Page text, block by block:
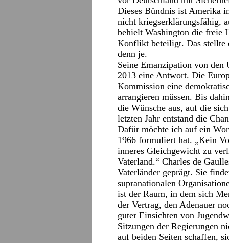
Dieses Bündnis ist Amerika
nicht kriegserklärungsfähig,
behielt Washington die freie
Konflikt beteiligt. Das stellte
denn je.
Seine Emanzipation von den
2013 eine Antwort. Die
Kommission eine
arrangieren müssen. Bis
die Wünsche aus, auf die
letzten Jahr entstand die
Dafür möchte ich auf ein
1966 formuliert hat. „Kein
inneres Gleichgewicht zu
Vaterland.“ Charles de
Vaterländer geprägt. Sie
supranationalen
ist der Raum, in dem sich
der Vertrag, den Adenauer
guter Einsichten von
Sitzungen der Regierungen
auf beiden Seiten schaffen,